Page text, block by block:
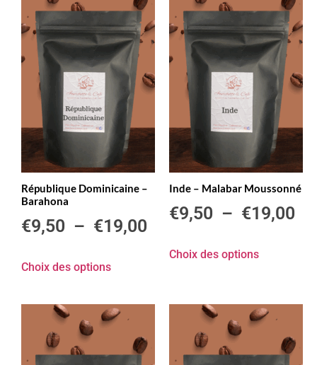
République Dominicaine –
Barahona
€9,50 – €19,00
Choix des options
Inde – Malabar Moussonné
€9,50 – €19,00
Choix des options